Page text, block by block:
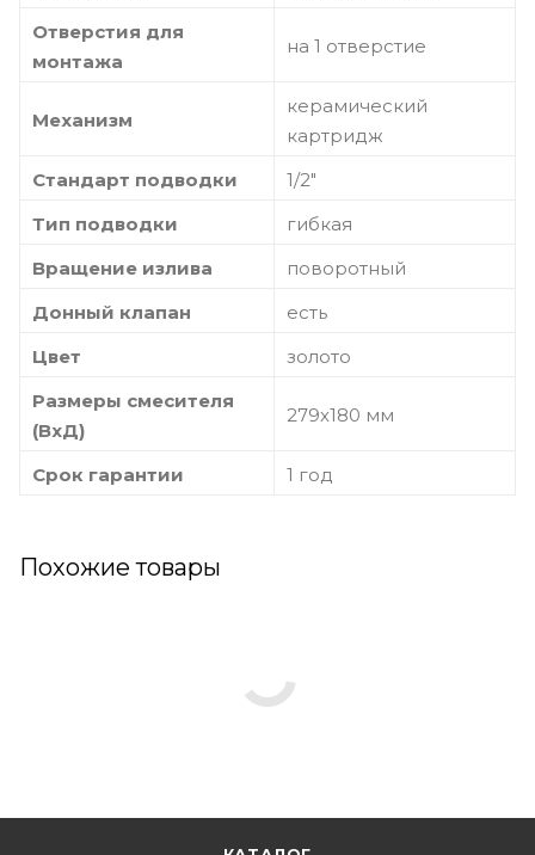
Отверстия для
монтажа
на 1 отверстие
Механизм
керамический
картридж
Стандарт подводки
1/2"
Тип подводки
гибкая
Вращение излива
поворотный
Донный клапан
есть
Цвет
золото
Размеры смесителя
(ВхД)
279х180 мм
Срок гарантии 1 год
Похожие товары